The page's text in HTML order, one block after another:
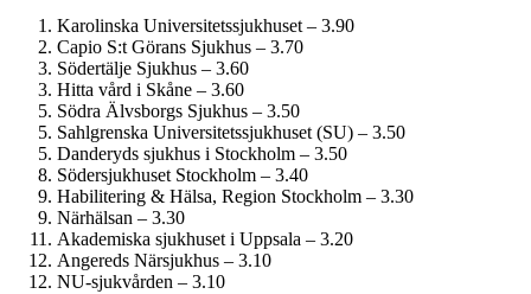
Karolinska Universitets­sjukhuset – 3.90
Capio S:t Görans Sjukhus – 3.70
Södertälje Sjukhus – 3.60
Hitta vård i Skåne – 3.60
Södra Älvsborgs Sjukhus – 3.50
Sahlgrenska Universitets­sjukhuset (SU) – 3.50
Danderyds sjukhus i Stockholm – 3.50
Söder­sjukhuset Stockholm – 3.40
Habilitering & Hälsa, Region Stockholm – 3.30
Närhälsan – 3.30
Akademiska sjukhuset i Uppsala – 3.20
Angereds Närsjukhus – 3.10
NU-sjukvården – 3.10